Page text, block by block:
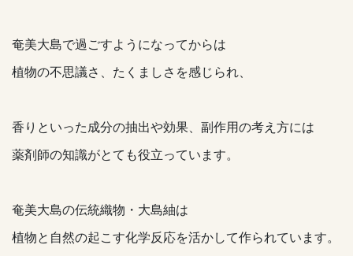
奄美大島で過ごすようになってからは
植物の不思議さ、たくましさを感じられ、
香りといった成分の抽出や効果、副作用の考え方には
薬剤師の知識がとても役立っています。
奄美大島の伝統織物・大島紬は
植物と自然の起こす化学反応を活かして作られています。